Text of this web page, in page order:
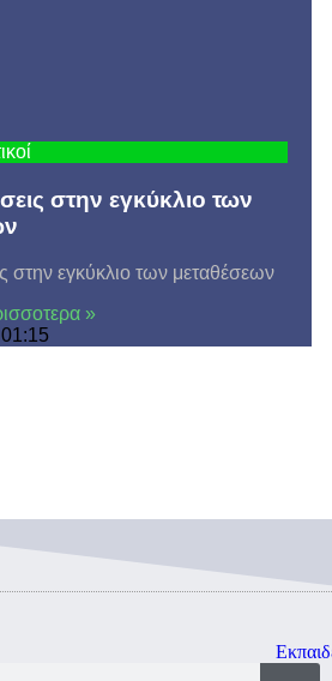
στην εγκύκλιο των
στην εγκύκλιο των μεταθέσεων
»
01:15